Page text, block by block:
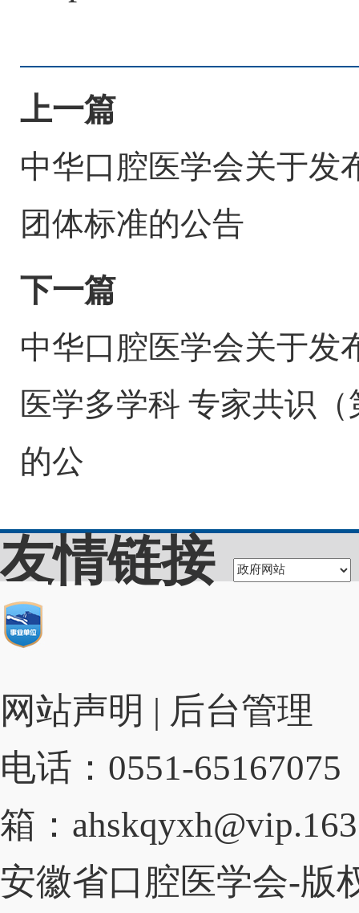
上一篇
中华口腔医学会关于发
团体标准的公告
下一篇
中华口腔医学会关于发
医学多学科 专家共识
的公
友情链接
网站声明 | 后台管理
电话：0551-
箱：
安徽省口腔医学会-